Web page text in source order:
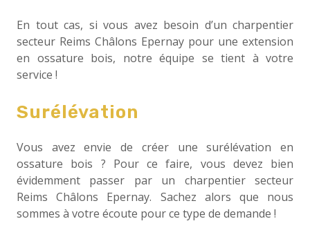
En tout cas, si vous avez besoin d’un charpentier
secteur Reims Châlons Epernay pour une extension
en ossature bois, notre équipe se tient à votre
service !
Surélévation
Vous avez envie de créer une surélévation en
ossature bois ? Pour ce faire, vous devez bien
évidemment passer par un charpentier secteur
Reims Châlons Epernay. Sachez alors que nous
sommes à votre écoute pour ce type de demande !